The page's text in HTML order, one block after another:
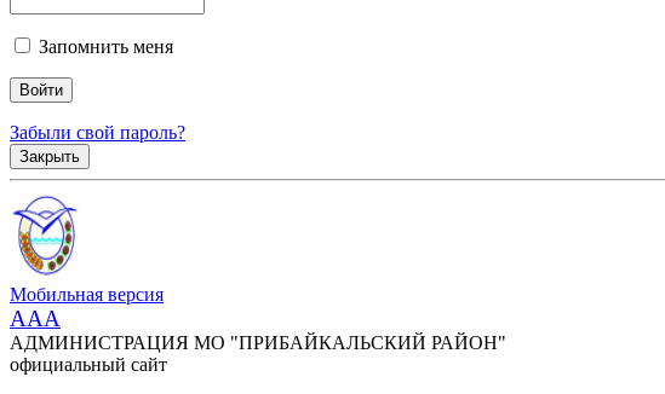
Запомнить меня
Забыли свой пароль?
Закрыть
Мобильная версия
AAA
АДМИНИСТРАЦИЯ МО "ПРИБАЙКАЛЬСКИЙ РАЙОН"
официальный сайт